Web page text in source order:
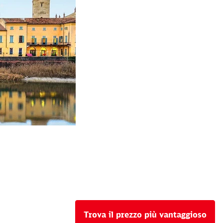
Trova il prezzo più vantaggioso